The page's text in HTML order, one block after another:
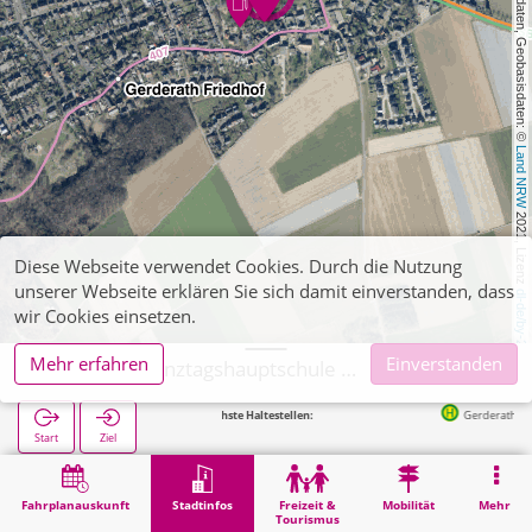
, Kartendaten, Geobasisdaten: ©
Land NRW
2021, Lizenz
dl-de/by-2-0
Fahrplanauskunft Stadtinfos
Freizeit &
Tourismus
Mobilität Mehr
Start Ziel
Nächste Haltestellen: Gerderath Sparkasse in
Stadtinfos Erkelenz, Ganztagshauptschule Arnold von Harff
Diese Webseite verwendet Cookies. Durch die Nutzung
unserer Webseite erklären Sie sich damit einverstanden, dass
wir Cookies einsetzen.
Mehr erfahren
Einverstanden